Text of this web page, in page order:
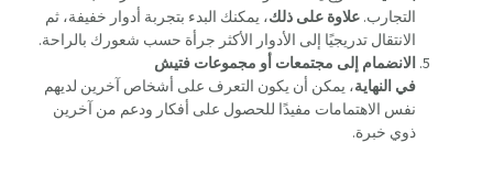
التجارب. علاوة على ذلك، يمكنك البدء بتجربة أدوار خفيفة، ثم
الانتقال تدريجيًا إلى الأدوار الأكثر جرأة حسب شعورك بالراحة.
الانضمام إلى مجتمعات أو مجموعات فتيش
في النهاية، يمكن أن يكون التعرف على أشخاص آخرين لديهم
نفس الاهتمامات مفيدًا للحصول على أفكار ودعم من آخرين
ذوي خبرة.